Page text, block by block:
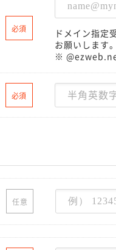
必須
ドメイン指定
お願いします。
※
必須
任意